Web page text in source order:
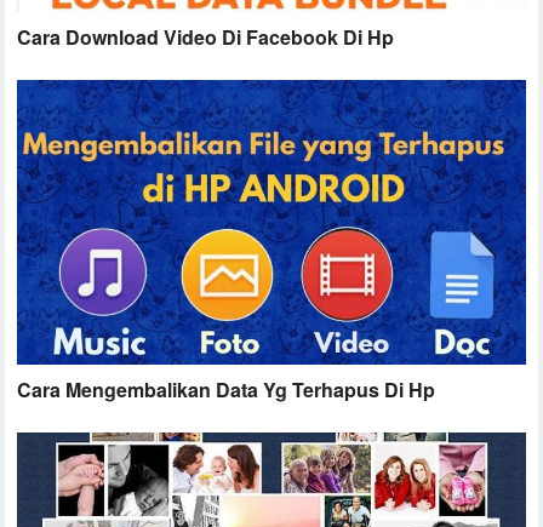
Cara Download Video Di Facebook Di Hp
Cara Mengembalikan Data Yg Terhapus Di Hp